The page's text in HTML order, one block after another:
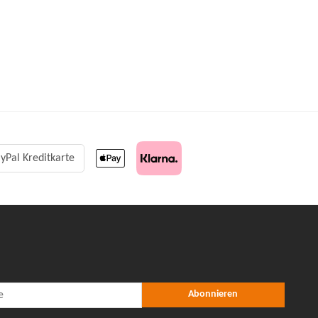
Kreditkarte
Abonnieren Abonnieren